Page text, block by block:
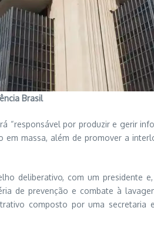
Brasil
“responsável por produzir e gerir
em massa, além de promover a
deliberativo, com um presidente
de prevenção e combate à
composto por uma